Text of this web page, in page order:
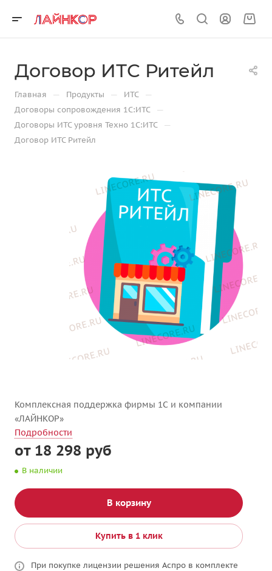
Договор ИТС Ритейл
Главная — Продукты — ИТС —
Договоры сопровождения 1С:ИТС —
Договоры ИТС уровня Техно 1С:ИТС —
Договор ИТС Ритейл
Комплексная поддержка фирмы 1С и компании
«ЛАЙНКОР»
Подробности
от 18 298 руб
В наличии
В корзину
Купить в 1 клик
При покупке лицензии решения Аспро в комплекте